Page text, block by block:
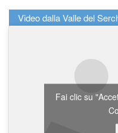
Video dalla Valle del
Fai clic su